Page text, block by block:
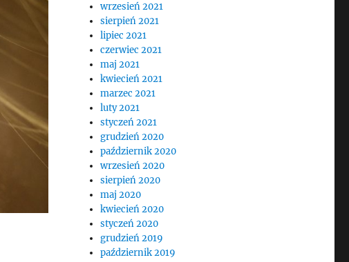
wrzesień 2021
sierpień 2021
lipiec 2021
czerwiec 2021
maj 2021
kwiecień 2021
marzec 2021
luty 2021
styczeń 2021
grudzień 2020
październik 2020
wrzesień 2020
sierpień 2020
maj 2020
kwiecień 2020
styczeń 2020
grudzień 2019
październik 2019